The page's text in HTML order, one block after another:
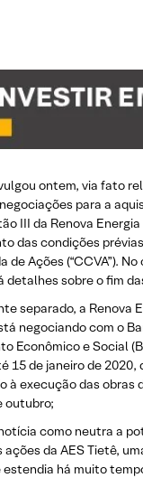
ontem, via fato
para a
III da Renova
das condições
de Ações (“CCVA”).
detalhes sobre o fim
separado, a Renova
negociando com o
Econômico e Social
15 de janeiro de 2020,
à execução das obras
outubro;
como neutra a
da AES Tietê,
há muito